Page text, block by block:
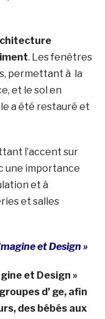
. Les fenêtres
permettant à la
et le sol en
a été restauré et
l’accent sur
une importance
et à
et salles
et Design »
et Design »
d’ ge, afin
des bébés aux